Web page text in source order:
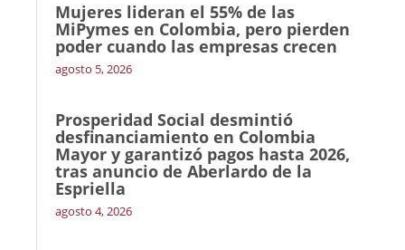
Mujeres lideran el 55% de las
MiPymes en Colombia, pero pierden
poder cuando las empresas crecen
agosto 5, 2026
Prosperidad Social desmintió
desfinanciamiento en Colombia
Mayor y garantizó pagos hasta 2026,
tras anuncio de Aberlardo de la
Espriella
agosto 4, 2026